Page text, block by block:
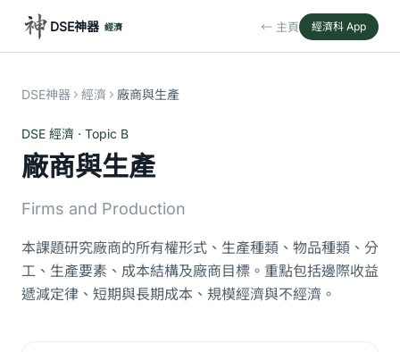
DSE神器 經濟 ← 主頁 經濟科 App
DSE神器 經濟 廠商與生產
DSE 經濟 · Topic B
廠商與生產
Firms and Production
本課題研究廠商的所有權形式、生產種類、物品種類、分
工、生產要素、成本結構及廠商目標。重點包括邊際收益
遞減定律、短期與長期成本、規模經濟與不經濟。